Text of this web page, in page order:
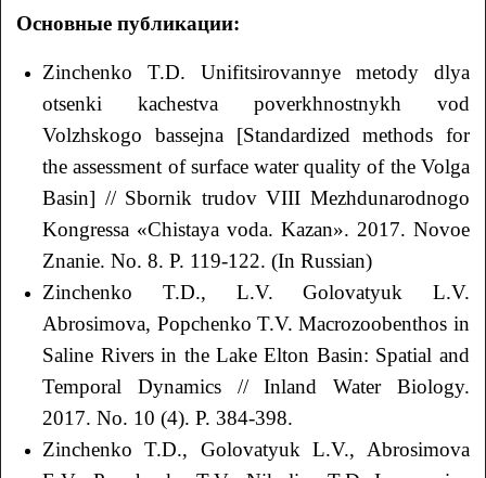
Основные публикации:
Zinchenko T.D. Unifitsirovannye metody dlya
otsenki kachestva poverkhnostnykh vod
Volzhskogo bassejna [Standardized methods for
the assessment of surface water quality of the Volga
Basin] // Sbornik trudov VIII Mezhdunarodnogo
Kongressa «Chistaya voda. Kazan». 2017. Novoe
Znanie. No. 8. P. 119-122. (In Russian)
Zinchenko T.D., L.V. Golovatyuk L.V.
Abrosimova, Popchenko T.V. Macrozoobenthos in
Saline Rivers in the Lake Elton Basin: Spatial and
Temporal Dynamics // Inland Water Biology.
2017. No. 10 (4). P. 384-398.
Zinchenko T.D., Golovatyuk L.V., Аbrosimova